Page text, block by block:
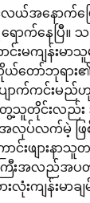
ယ်အနောက်မြ
က်နေပြီ။ သ
မကျန်းမာသူ
တော်ဘုရား၏
ျောက်ကင်းမ
တိုင်းလည်း အ
အလုပ်လက်မဲ့ ဖ
းဖျားနာ
ကြီးအလည်အ
းကျန်းမာ